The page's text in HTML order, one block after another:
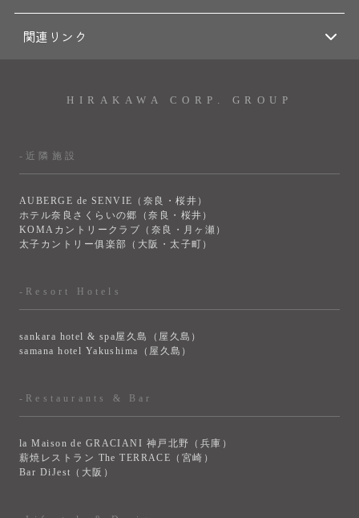
関連リンク
HIRAKAWA CORP. GROUP
-近隣施設
AUBERGE de SENVIE（奈良・桜井）
ホテル奈良さくらいの郷（奈良・桜井）
KOMAカントリークラブ（奈良・月ヶ瀬）
太子カントリー俱楽部（大阪・太子町）
-Resort Hotels
sankara hotel & spa屋久島（屋久島）
samana hotel Yakushima（屋久島）
-Restaurants & Bar
la Maison de GRACIANI 神戸北野（兵庫）
薪焼レストラン The TERRACE（宮崎）
Bar DiJest（大阪）